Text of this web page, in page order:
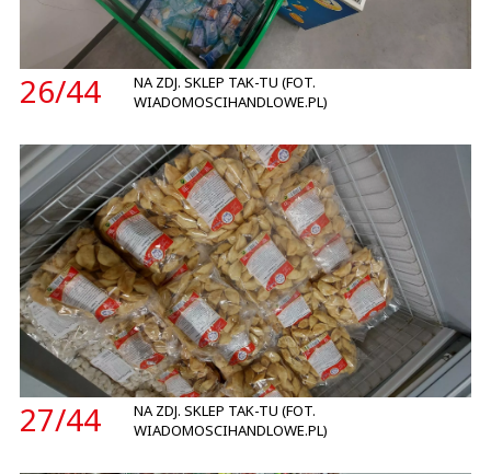
26/44
NA ZDJ. SKLEP TAK-TU (FOT.
WIADOMOSCIHANDLOWE.PL)
27/44
NA ZDJ. SKLEP TAK-TU (FOT.
WIADOMOSCIHANDLOWE.PL)